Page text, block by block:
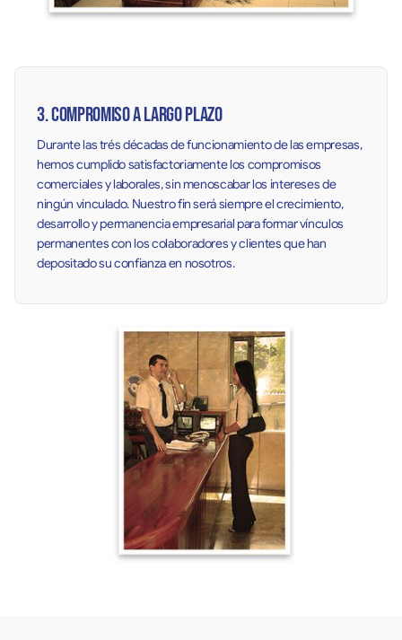
3. Compromiso a largo plazo
Durante las trés décadas de funcionamiento de las empresas,
hemos cumplido satisfactoriamente los compromisos
comerciales y laborales, sin menoscabar los intereses de
ningún vinculado. Nuestro fin será siempre el crecimiento,
desarrollo y permanencia empresarial para formar vínculos
permanentes con los colaboradores y clientes que han
depositado su confianza en nosotros.